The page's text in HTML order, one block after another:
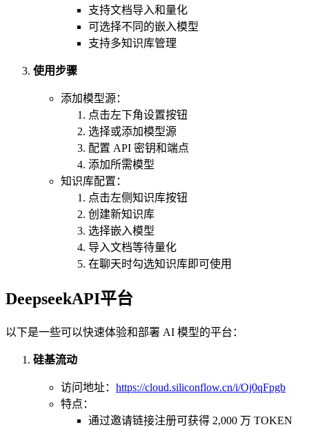
支持文档导入和量化
可选择不同的嵌入模型
支持多知识库管理
使用步骤
添加模型源：
点击左下角设置按钮
选择或添加模型源
配置 API 密钥和端点
添加所需模型
知识库配置：
点击左侧知识库按钮
创建新知识库
选择嵌入模型
导入文档等待量化
在聊天时勾选知识库即可使用
DeepseekAPI平台
以下是一些可以快速体验和部署 AI 模型的平台：
硅基流动
访问地址： https://cloud.siliconflow.cn/i/Oj0qFpgb
特点：
通过邀请链接注册可获得 2,000 万 TOKEN